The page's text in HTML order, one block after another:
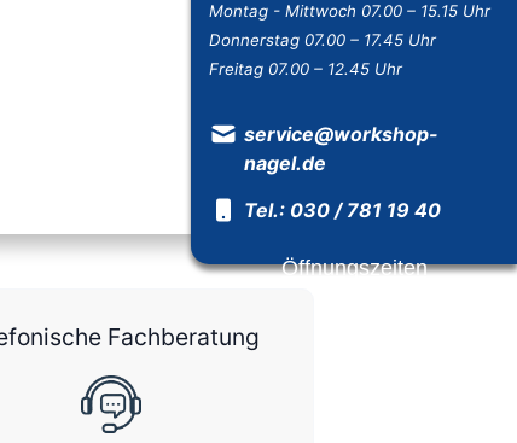
Montag - Mittwoch 07.00 – 15.15 Uhr
Donnerstag 07.00 – 17.45 Uhr
Freitag 07.00 – 12.45 Uhr
service@workshop-
nagel.de
Tel.: 030 / 781 19 40
Öffnungszeiten
Fachberatung